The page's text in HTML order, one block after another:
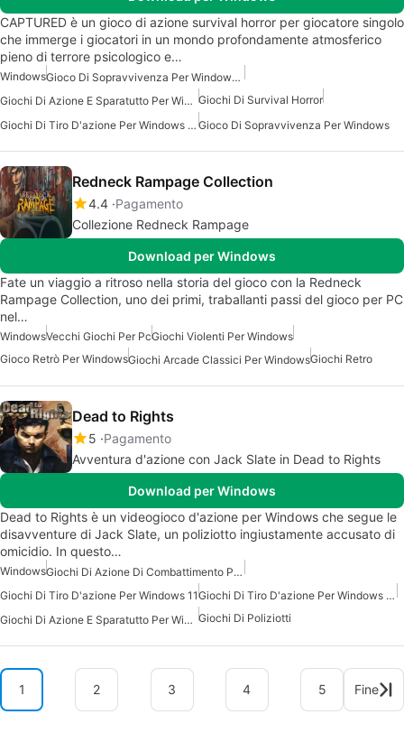
CAPTURED è un gioco di azione survival horror per giocatore singolo
che immerge i giocatori in un mondo profondamente atmosferico
pieno di terrore psicologico e…
Windows
Gioco Di Sopravvivenza Per Windows 7
Giochi Di Azione E Sparatutto Per Windows Giochi Di Survival Horror
Giochi Di Tiro D'azione Per Windows 10 Gioco Di Sopravvivenza Per Windows
Redneck Rampage Collection
4.4 Pagamento
Collezione Redneck Rampage
Download per Windows
Fate un viaggio a ritroso nella storia del gioco con la Redneck
Rampage Collection, uno dei primi, traballanti passi del gioco per PC
nel…
WindowsVecchi Giochi Per PcGiochi Violenti Per Windows
Gioco Retrò Per WindowsGiochi Arcade Classici Per WindowsGiochi Retro
Dead to Rights
5 Pagamento
Avventura d'azione con Jack Slate in Dead to Rights
Download per Windows
Dead to Rights è un videogioco d'azione per Windows che segue le
disavventure di Jack Slate, un poliziotto ingiustamente accusato di
omicidio. In questo…
Windows
Giochi Di Azione Di Combattimento Per Windows
Giochi Di Tiro D'azione Per Windows 11
Giochi Di Tiro D'azione Per Windows 10
Giochi Di Azione E Sparatutto Per Windows 7 Giochi Di Poliziotti
1 2 3 4 5 Fine